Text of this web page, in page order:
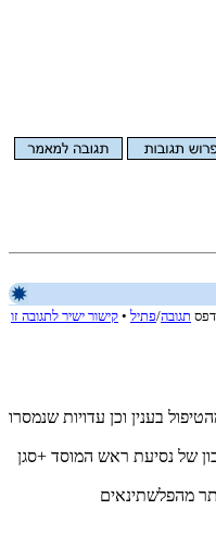
תגובה/פתיל • קישור ישיר לתגובה זו
בענין וכן עדויות שנמסרו
של נסיעת ראש המוסד +סגן
מהפלשתינאים